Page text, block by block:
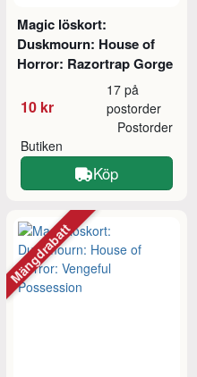
Magic löskort:
Duskmourn: House of
Horror: Razortrap Gorge
10 kr
17 på
postorder
Butiken
Postorder
Köp
Mängdrabatt